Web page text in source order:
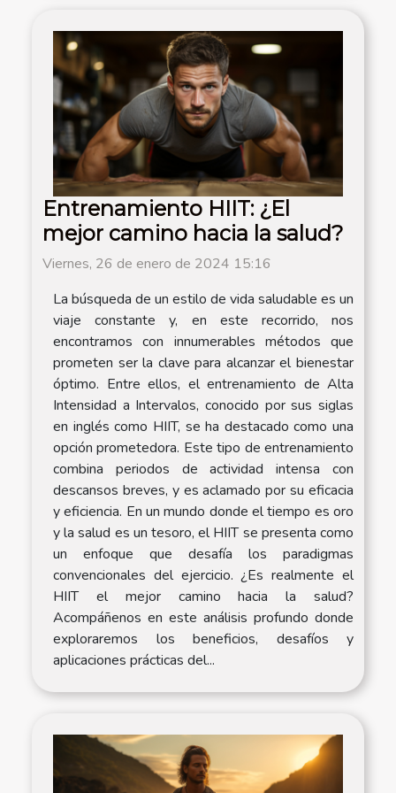
Entrenamiento HIIT: ¿El
mejor camino hacia la salud?
Viernes, 26 de enero de 2024 15:16
La búsqueda de un estilo de vida saludable es un
viaje constante y, en este recorrido, nos
encontramos con innumerables métodos que
prometen ser la clave para alcanzar el bienestar
óptimo. Entre ellos, el entrenamiento de Alta
Intensidad a Intervalos, conocido por sus siglas
en inglés como HIIT, se ha destacado como una
opción prometedora. Este tipo de entrenamiento
combina periodos de actividad intensa con
descansos breves, y es aclamado por su eficacia
y eficiencia. En un mundo donde el tiempo es oro
y la salud es un tesoro, el HIIT se presenta como
un enfoque que desafía los paradigmas
convencionales del ejercicio. ¿Es realmente el
HIIT el mejor camino hacia la salud?
Acompáñenos en este análisis profundo donde
exploraremos los beneficios, desafíos y
aplicaciones prácticas del...